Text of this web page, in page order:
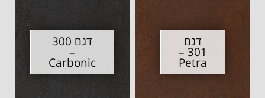
דגם
301 –
Petra
דגם 300
–
Carbonic